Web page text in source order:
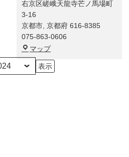
右京区嵯峨天龍寺芒ノ馬場町
3-16
京都市 京都府 616-8385
075-863-0606
マップ福
田
美